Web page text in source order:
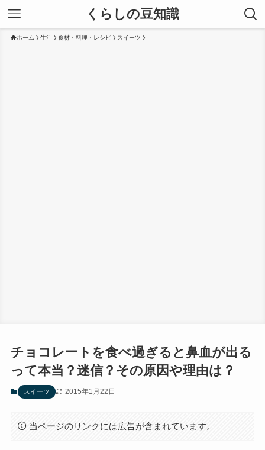
くらしの豆知識
ホーム 生活 食材・料理・レシピ スイーツ
チョコレートを食べ過ぎると鼻血が出る
って本当？迷信？その原因や理由は？
スイーツ 2015年1月22日
当ページのリンクには広告が含まれています。